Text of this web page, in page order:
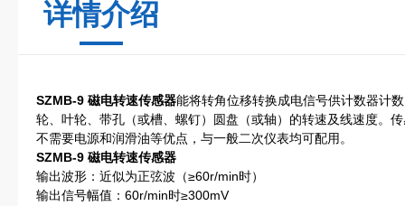
详情介绍
SZMB-9 磁电转速传感器能将转角位移转换成电信号供计数器计
轮、叶轮、带孔（或槽、螺钉）圆盘（或轴）的转速及线速度。
不需要电源和润滑油等优点，与一般二次仪表均可配用。
SZMB-9 磁电转速传感器
输出波形：近似为正弦波（≥60r/min时）
输出信号幅值：60r/min时≥300mV